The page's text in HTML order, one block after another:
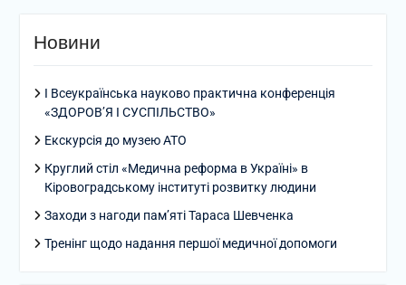
Новини
І Всеукраїнська науково практична конференція
«ЗДОРОВ’Я І СУСПІЛЬСТВО»
Екскурсія до музею АТО
Круглий стіл «Медична реформа в Україні» в
Кіровоградському інституті розвитку людини
Заходи з нагоди пам’яті Тараса Шевченка
Тренінг щодо надання першої медичної допомоги